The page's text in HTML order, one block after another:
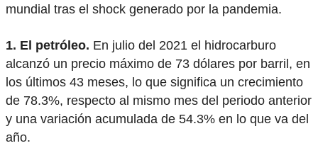
mundial tras el shock generado por la pandemia.
1. El petróleo. En julio del 2021 el hidrocarburo
alcanzó un precio máximo de 73 dólares por barril, en
los últimos 43 meses, lo que significa un crecimiento
de 78.3%, respecto al mismo mes del periodo anterior
y una variación acumulada de 54.3% en lo que va del
año.